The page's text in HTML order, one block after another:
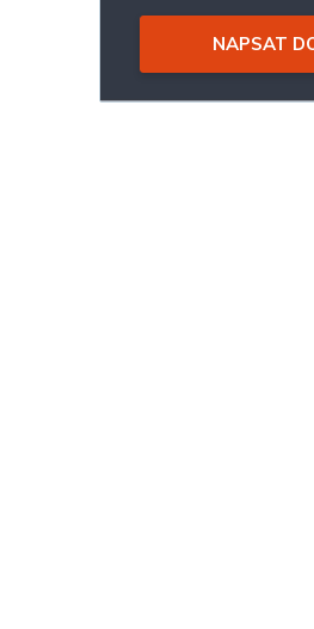
NAPSAT